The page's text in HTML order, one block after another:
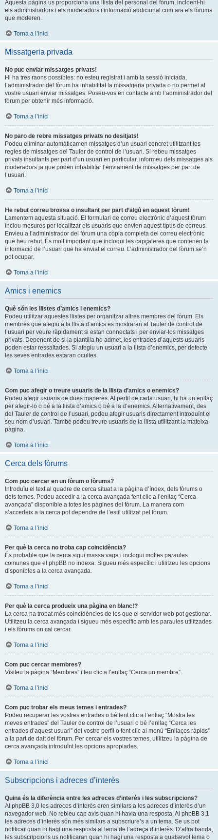
Aquesta pàgina us proporciona una llista del personal del fòrum, incloent-hi
els administradors i els moderadors i informació addicional com ara els fòrums
que moderen.
Torna a l’inici
Missatgeria privada
No puc enviar missatges privats!
Hi ha tres raons possibles: no esteu registrat i amb la sessió iniciada,
l’administrador del fòrum ha inhabilitat la missatgeria privada o no permet al
vostre usuari enviar missatges. Poseu-vos en contacte amb l’administrador del
fòrum per obtenir més informació.
Torna a l’inici
No paro de rebre missatges privats no desitjats!
Podeu eliminar automàticamen missatges d’un usuari concret utilitzant les
regles de missatges del Tauler de control de l’usuari. Si rebeu missatges
privats insultants per part d’un usuari en particular, informeu dels missatges als
moderadors ja que poden inhabilitar l’enviament de missatges per part de
l’usuari.
Torna a l’inici
He rebut correu brossa o insultant per part d’algú en aquest fòrum!
Lamentem aquesta situació. El formulari de correu electrònic d’aquest fòrum
inclou mesures per localitzar els usuaris que envien aquest tipus de correus.
Envieu a l’administrador del fòrum una còpia completa del correu electrònic
que heu rebut. És molt important que inclogui les capçaleres que contenen la
informació de l’usuari que ha enviat el correu. L’administrador del fòrum se’n
pot ocupar.
Torna a l’inici
Amics i enemics
Què són les llistes d’amics i enemics?
Podeu utilitzar aquestes llistes per organitzar altres membres del fòrum. Els
membres que afegiu a la llista d’amics es mostraran al Tauler de control de
l’usuari per veure ràpidament si estan connectats i per enviar-los missatges
privats. Depenent de si la plantilla ho admet, les entrades d’aquests usuaris
poden estar ressaltades. Si afegiu un usuari a la llista d’enemics, per defecte
les seves entrades estaran ocultes.
Torna a l’inici
Com puc afegir o treure usuaris de la llista d’amics o enemics?
Podeu afegir usuaris de dues maneres. Al perfil de cada usuari, hi ha un enllaç
per afegir-lo o bé a la llista d’amics o bé a la d’enemics. Alternativament, des
del Tauler de control de l’usuari, podeu afegir usuaris directament introduïnt el
seu nom d’usuari. També podeu treure usuaris de la llista utilitzant la mateixa
pàgina.
Torna a l’inici
Cerca dels fòrums
Com puc cercar en un fòrum o fòrums?
Introduïu el text al quadre de cerca situat a la pàgina d’índex, dels fòrums o
dels temes. Podeu accedir a la cerca avançada fent clic a l’enllaç “Cerca
avançada” disponible a totes les pàgines del fòrum. La manera com
s’accedeix a la cerca pot dependre de l’estil utilitzat pel fòrum.
Torna a l’inici
Per què la cerca no troba cap coincidència?
És probable que la cerca sigui massa vaga i inclogui moltes paraules
comunes que el phpBB no indexa. Sigueu més específic i utilitzeu les opcions
disponibles a la cerca avançada.
Torna a l’inici
Per què la cerca produeix una pàgina en blanc!?
La cerca ha trobat més coincidències de les que el servidor web pot gestionar.
Utilitzeu la cerca avançada i sigueu més especific amb les paraules utilitzades
i els fòrums on cal cercar.
Torna a l’inici
Com puc cercar membres?
Visiteu la pàgina “Membres” i feu clic a l’enllaç “Cerca un membre”.
Torna a l’inici
Com puc trobar els meus temes i entrades?
Podeu recuperar les vostres entrades o bé fent clic a l’enllaç “Mostra les
meves entrades” del Tauler de control de l’usuari o bé l’enllaç “Cerca les
entrades d’aquest usuari” del vostre perfil o fent clic al menú “Enllaços ràpids”
a la part de dalt del fòrum. Per cercar els vostres temes, utilitzeu la pàgina de
cerca avançada introduïnt les opcions apropiades.
Torna a l’inici
Subscripcions i adreces d’interès
Quina és la diferència entre les adreces d’interès i les subscripcions?
Al phpBB 3,0 les adreces d’interès eren similars a les adreces d’interès d’un
navegador web. No rebieu cap avís quan hi havia una resposta. Al phpBB 3,1
les adreces d’interès són més similars a subscriure’s a un tema. Se us pot
notificar quan hi hagi una resposta al tema de l’adreça d’interès. D’altra banda,
les subscripcions us notificaran quan hi hagi una resposta a qualsevol tema o